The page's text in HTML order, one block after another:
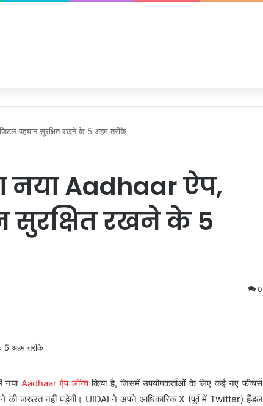
पहचान सुरक्षित रखने के 5 अहम तरीके
नया Aadhaar ऐप,
सुरक्षित रखने के 5
0
नया Aadhaar ऐप लॉन्चकिया है, जिसमें उपयोगकर्ताओं के लिए कई नए फीचर्स
की जरूरत नहीं पड़ेगी। UIDAI ने अपने आधिकारिक X (पूर्व में Twitter) हैंडल